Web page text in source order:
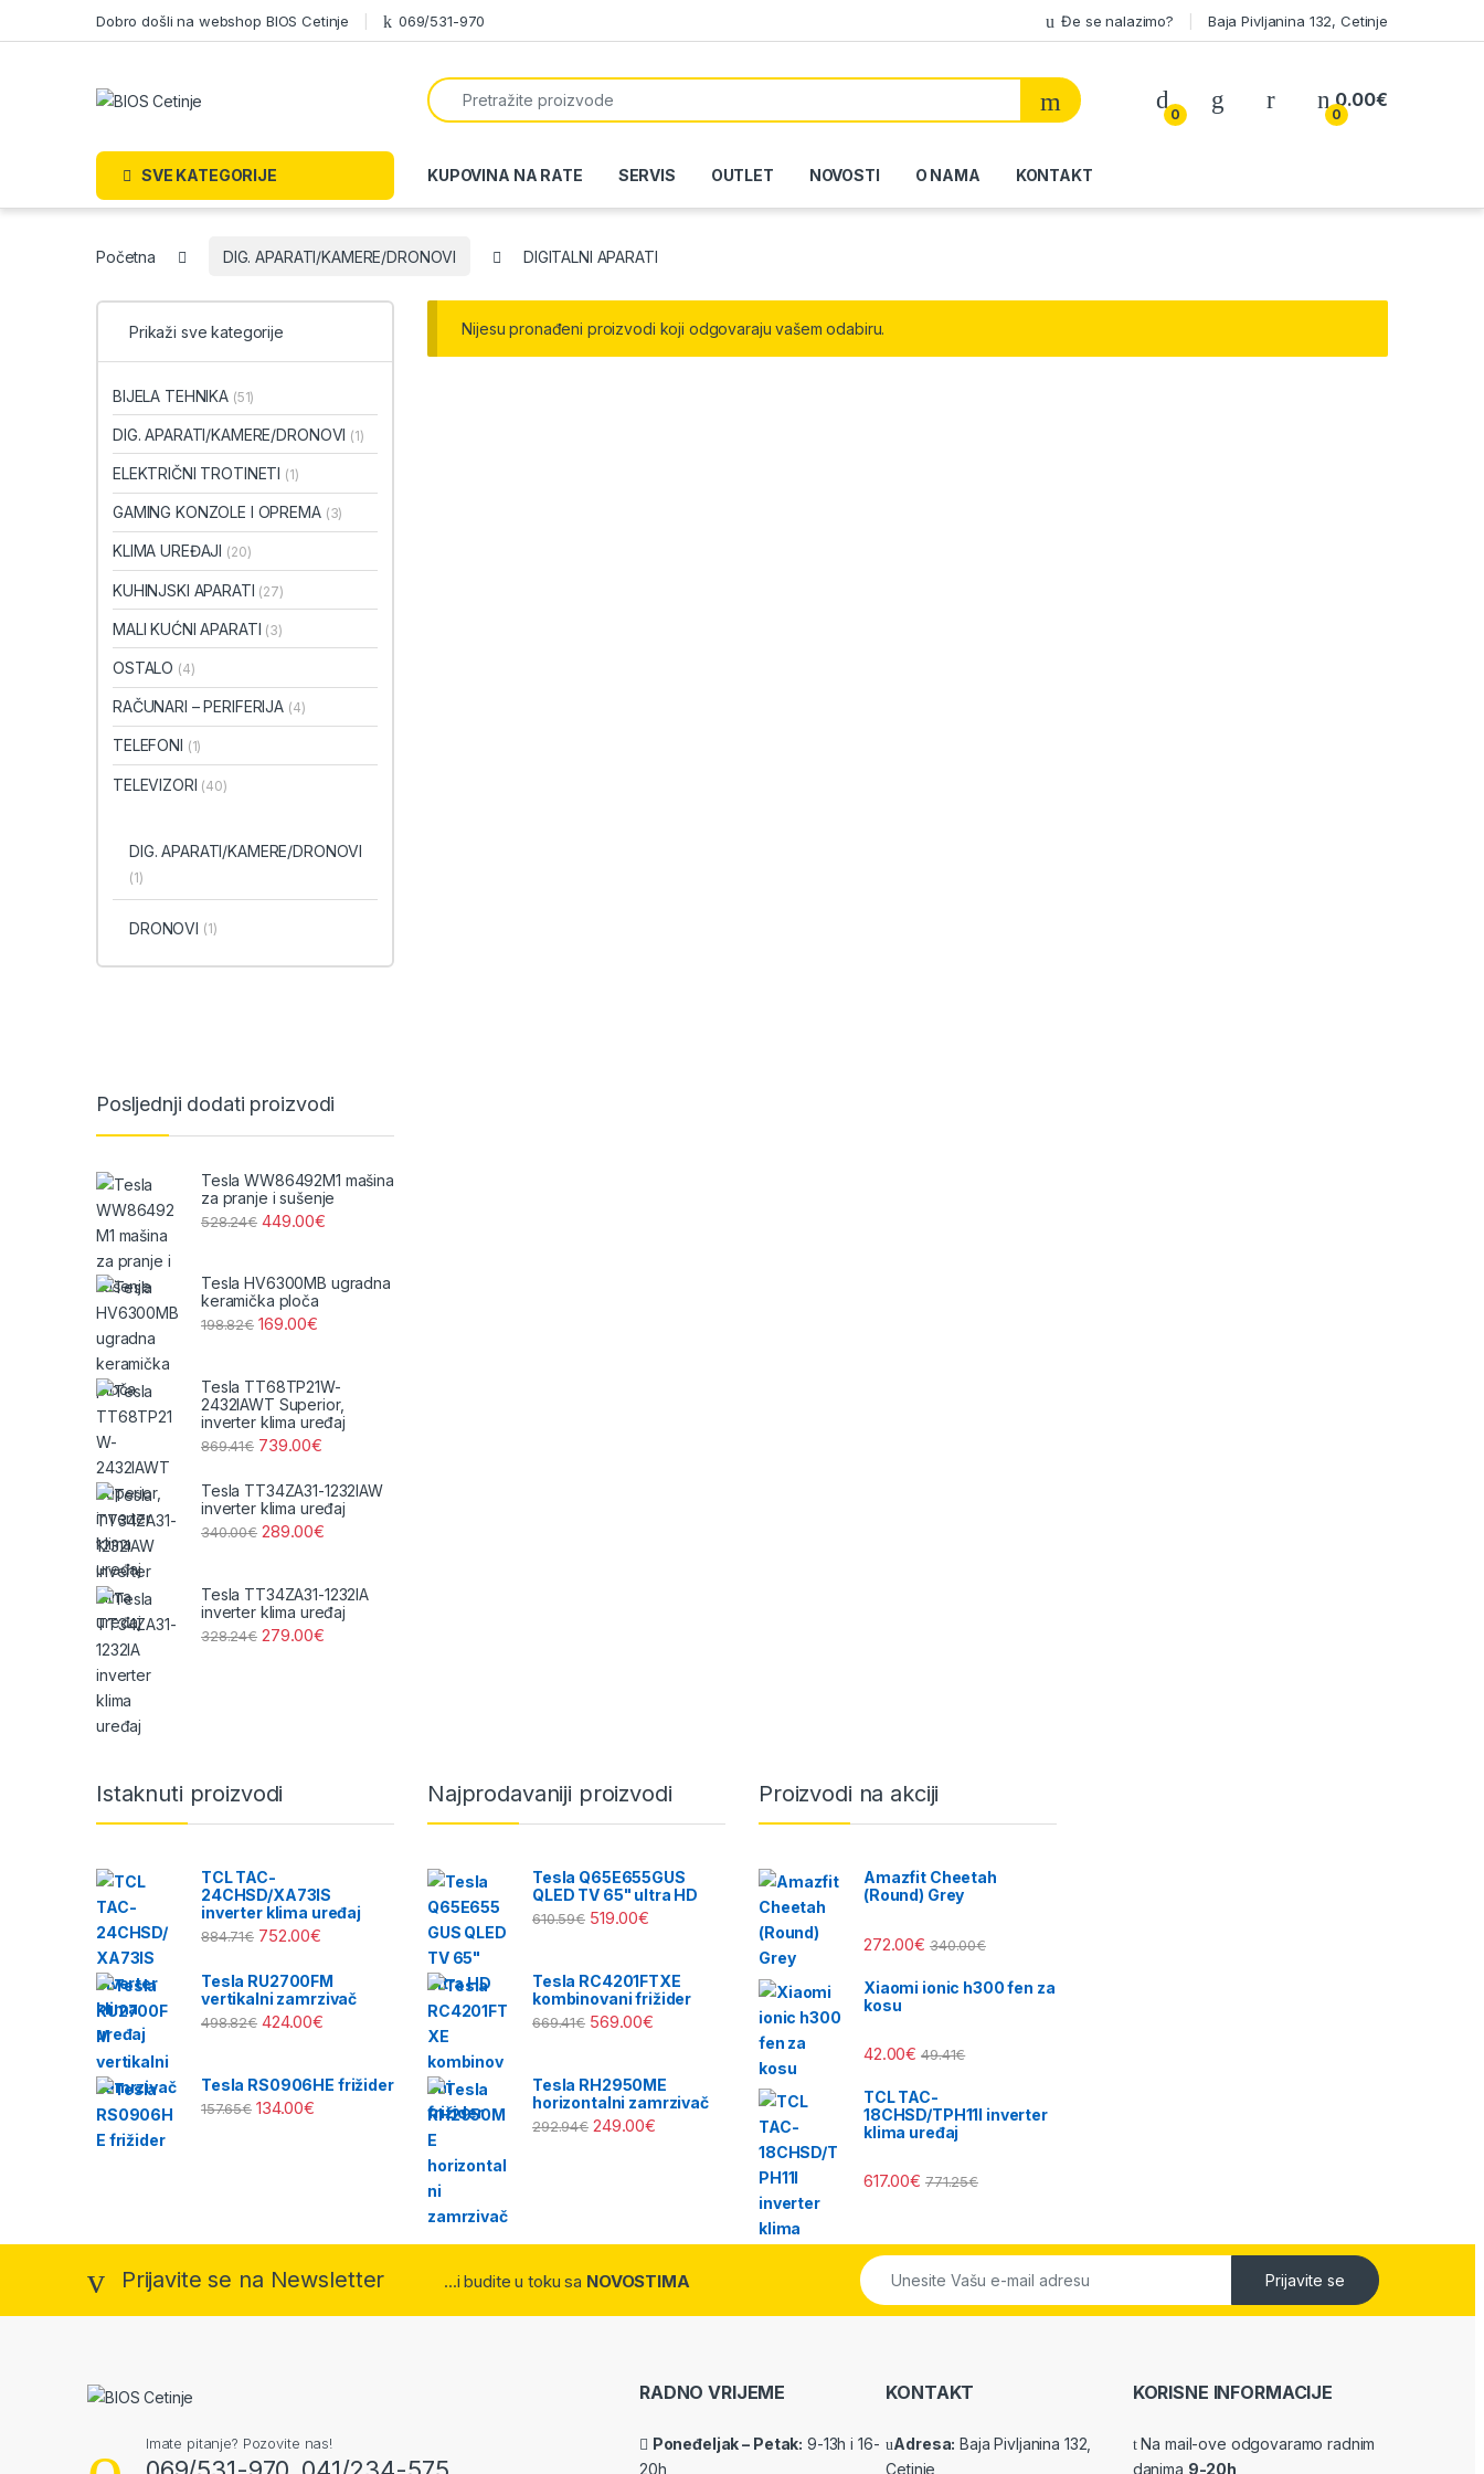
Dobro došli na webshop BIOS Cetinje 069/531-970 Đe se nalazimo? Baja Pivljanina 132, Cetinje
Search for:
0
My Account
0
0.00€
SVE KATEGORIJE KUPOVINA NA RATE SERVIS OUTLET NOVOSTI O NAMA KONTAKT
Početna DIG. APARATI/KAMERE/DRONOVI DIGITALNI APARATI
Nijesu pronađeni proizvodi koji odgovaraju vašem odabiru.
Prikaži sve kategorije
BIJELA TEHNIKA (51)
DIG. APARATI/KAMERE/DRONOVI (1)
ELEKTRIČNI TROTINETI (1)
GAMING KONZOLE I OPREMA (3)
KLIMA UREĐAJI (20)
KUHINJSKI APARATI (27)
MALI KUĆNI APARATI (3)
OSTALO (4)
RAČUNARI – PERIFERIJA (4)
TELEFONI (1)
TELEVIZORI (40)
DIG. APARATI/KAMERE/DRONOVI
(1)
DRONOVI (1)
Posljednji dodati proizvodi
Tesla WW86492M1 mašina
za pranje i sušenje
528.24€ 449.00€
Tesla HV6300MB ugradna
keramička ploča
198.82€ 169.00€
Tesla TT68TP21W-
2432IAWT Superior,
inverter klima uređaj
869.41€ 739.00€
Tesla TT34ZA31-1232IAW
inverter klima uređaj
340.00€ 289.00€
Tesla TT34ZA31-1232IA
inverter klima uređaj
328.24€ 279.00€
Brands Carousel
Istaknuti proizvodi
TCL TAC-
24CHSD/XA73IS
inverter klima uređaj
884.71€ 752.00€
Tesla RU2700FM
vertikalni zamrzivač
498.82€ 424.00€
Tesla RS0906HE frižider
157.65€ 134.00€
Najprodavaniji proizvodi
Tesla Q65E655GUS
QLED TV 65" ultra HD
610.59€ 519.00€
Tesla RC4201FTXE
kombinovani frižider
669.41€ 569.00€
Tesla RH2950ME
horizontalni zamrzivač
292.94€ 249.00€
Proizvodi na akciji
Amazfit Cheetah
(Round) Grey
272.00€ 340.00€
Xiaomi ionic h300 fen za
kosu
42.00€ 49.41€
TCL TAC-
18CHSD/TPH11I inverter
klima uređaj
617.00€ 771.25€
Prijavite se na Newsletter ...i budite u toku sa NOVOSTIMA Prijavite se
Imate pitanje? Pozovite nas!
RADNO VRIJEME
Poneđeljak – Petak: 9-13h i 16-
20h
KONTAKT
Adresa: Baja Pivljanina 132,
Cetinje
KORISNE INFORMACIJE
Na mail-ove odgovaramo radnim
danima 9-20h